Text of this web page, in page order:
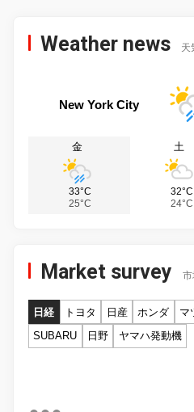
Weather news 天
New York City
金
33°C
25°C
土
32°C
24°C
Market survey 市
日経 トヨタ 日産 ホンダ マ
SUBARU
日野 ヤマハ発動機